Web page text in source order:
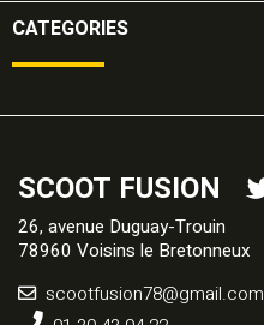
CATEGORIES
SCOOT FUSION
26, avenue Duguay-Trouin
78960 Voisins le Bretonneux
scootfusion78@gmail.com